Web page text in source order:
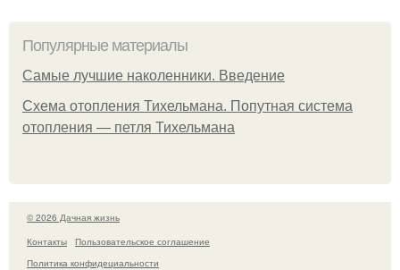
Популярные материалы
Самые лучшие наколенники. Введение
Схема отопления Тихельмана. Попутная система
отопления — петля Тихельмана
© 2026 Дачная жизнь
Контакты
Пользовательское соглашение
Политика конфидециальности